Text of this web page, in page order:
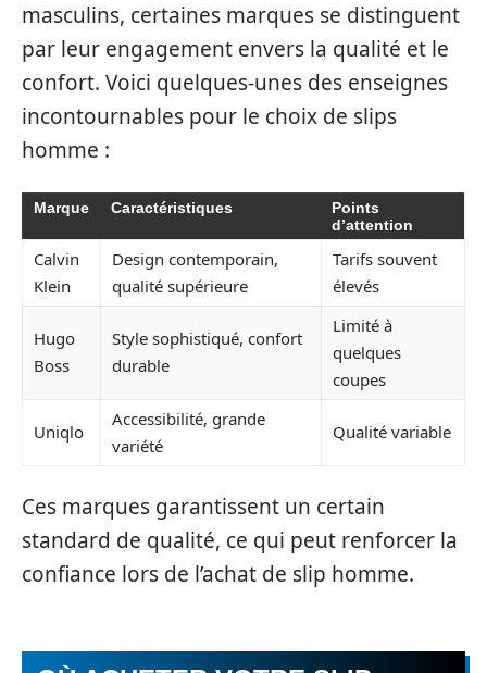
masculins, certaines marques se distinguent
par leur engagement envers la qualité et le
confort. Voici quelques-unes des enseignes
incontournables pour le choix de slips
homme :
Marque Caractéristiques
Points
d’attention
Calvin
Klein
Design contemporain,
qualité supérieure
Tarifs souvent
élevés
Hugo
Boss
Style sophistiqué, confort
durable
Limité à
quelques
coupes
Uniqlo
Accessibilité, grande
variété
Qualité variable
Ces marques garantissent un certain
standard de qualité, ce qui peut renforcer la
confiance lors de l’achat de slip homme.